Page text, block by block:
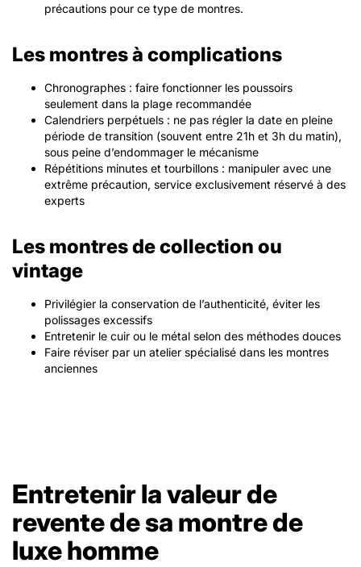
précautions pour ce type de montres.
Les montres à complications
Chronographes : faire fonctionner les poussoirs
seulement dans la plage recommandée
Calendriers perpétuels : ne pas régler la date en pleine
période de transition (souvent entre 21h et 3h du matin),
sous peine d’endommager le mécanisme
Répétitions minutes et tourbillons : manipuler avec une
extrême précaution, service exclusivement réservé à des
experts
Les montres de collection ou
vintage
Privilégier la conservation de l’authenticité, éviter les
polissages excessifs
Entretenir le cuir ou le métal selon des méthodes douces
Faire réviser par un atelier spécialisé dans les montres
anciennes
Entretenir la valeur de
revente de sa montre de
luxe homme